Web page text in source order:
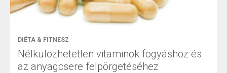
DIÉTA & FITNESZ
Nélkülözhetetlen vitaminok fogyáshoz és
az anyagcsere felpörgetéséhez